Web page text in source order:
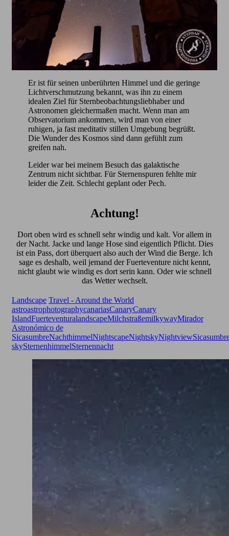
Er ist für seinen unberührten Himmel und die geringe
Lichtverschmutzung bekannt, was ihn zu einem
idealen Ziel für Sternbeobachtungsliebhaber und
Astronomen gleichermaßen macht. Wenn man am
Observatorium ankommen, wird man von einer
ruhigen, ja fast meditativ stillen Umgebung begrüßt.
Die Wunder des Kosmos sind dann gefühlt zum
greifen nah.
Leider war bei meinem Besuch das galaktische
Zentrum nicht sichtbar. Für Sternenspuren fehlte mir
leider die Zeit. Schlecht geplant oder Pech.
Achtung!
Dort oben wird es schnell sehr windig und kalt. Vor allem in
der Nacht. Jacke und lange Hose sind eigentlich Pflicht. Dies
ist ein Pass, dort überquert also auch der Wind die Berge. Ich
sage es deshalb, weil jemand der Fuerteventure nicht kennt,
nicht glaubt wie windig es dort serin kann. Oder wie schnell
das Wetter wechselt.
Landscape Travel - Around the World
astroastrophotographycanariasCanaryCanary
IslandFuerteventuralandscapeMilchstraßemilkywayMirador
Astronómico de
SicasumbreNachthimmelNightscapeNightskyNightview
skySternenhimmelSternennacht